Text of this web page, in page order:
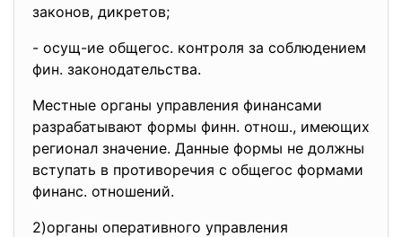
законов, дикретов;
- осущ-ие общегос. контроля за соблюдением
фин. законодательства.
Местные органы управления финансами
разрабатывают формы финн. отнош., имеющих
регионал значение. Данные формы не должны
вступать в противоречия с общегос формами
финанс. отношений.
2)органы оперативного управления